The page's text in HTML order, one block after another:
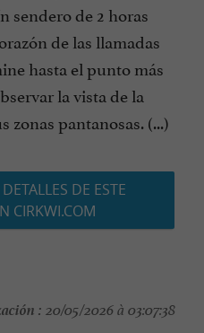
sendero de 2 horas
de las llamadas
hasta el punto más
la vista de la
zonas pantanosas. (...)
DE ESTE
CIRKWI.COM
: 20/05/2026 à 03:07:38